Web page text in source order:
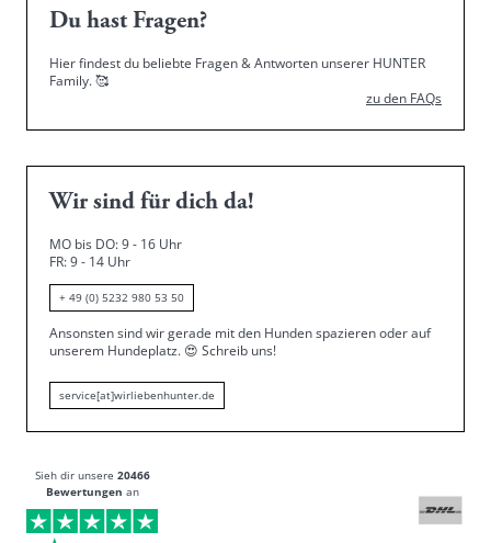
Du hast Fragen?
Hier findest du beliebte Fragen & Antworten unserer HUNTER
Family.🥰
zu den FAQs
Wir sind für dich da!
MO bis DO: 9 - 16 Uhr
FR: 9 - 14 Uhr
+ 49 (0) 5232 980 53 50
Ansonsten sind wir gerade mit den Hunden spazieren oder auf
unserem Hundeplatz. 😍 Schreib uns!
service[at]wirliebenhunter.de
Sieh dir unsere 20466
Bewertungen an